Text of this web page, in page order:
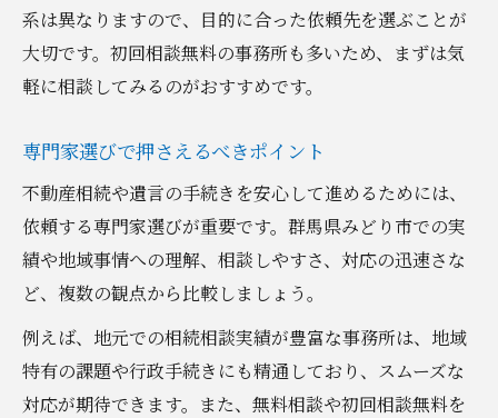
系は異なりますので、目的に合った依頼先を選ぶことが
大切です。初回相談無料の事務所も多いため、まずは気
軽に相談してみるのがおすすめです。
専門家選びで押さえるべきポイント
不動産相続や遺言の手続きを安心して進めるためには、
依頼する専門家選びが重要です。群馬県みどり市での実
績や地域事情への理解、相談しやすさ、対応の迅速さな
ど、複数の観点から比較しましょう。
例えば、地元での相続相談実績が豊富な事務所は、地域
特有の課題や行政手続きにも精通しており、スムーズな
対応が期待できます。また、無料相談や初回相談無料を